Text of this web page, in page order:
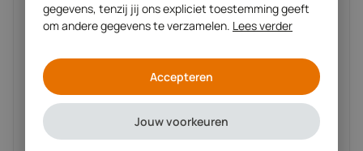
100+ vakmensen maken waar wat we zeggen
, modules en
machines hebben de Tuinte-kwaliteit waar wij
gegevens, tenzij jij ons expliciet toestemming geeft
om andere gegevens te verzamelen. Lees verder
Accepteren
Jouw voorkeuren